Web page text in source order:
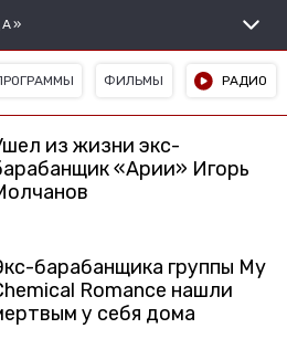
ФИЛЬМЫ РАДИО
из жизни экс-
«Арии» Игорь
барабанщика группы My
Romance нашли
у себя дома